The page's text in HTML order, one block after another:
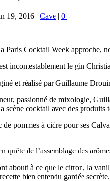
19, 2016 | Cave | 0 |
Paris Cocktail Week approche,
incontestablement le gin
et réalisé par Guillaume
passionné de mixologie,
scène cocktail avec des produits
pommes à cidre pour ses
quête de l’assemblage des
abouti à ce que le citron, la
bien entendu gardée secrète.